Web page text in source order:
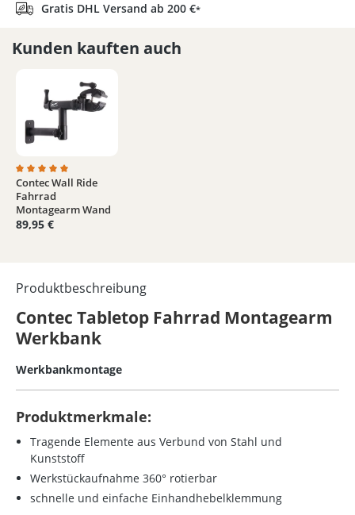
Gratis DHL Versand ab 200 €*
Kunden kauften auch
Durchschnittliche Bewertung von 5 von 5 Sternen
Contec Wall Ride
Fahrrad
Montagearm Wand
89,95 €
Produktbeschreibung
Contec Tabletop Fahrrad Montagearm
Werkbank
Werkbankmontage
Produktmerkmale:
Tragende Elemente aus Verbund von Stahl und
Kunststoff
Werkstückaufnahme 360° rotierbar
schnelle und einfache Einhandhebelklemmung